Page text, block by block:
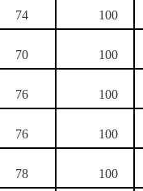
74 100
70 100
76 100
76 100
78 100